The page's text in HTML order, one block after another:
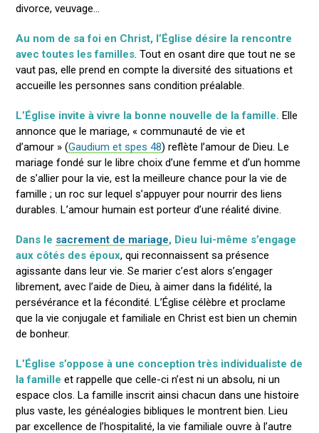
divorce, veuvage…
Au nom de sa foi en Christ, l’Église désire la rencontre
avec toutes les familles. Tout en osant dire que tout ne se
vaut pas, elle prend en compte la diversité des situations et
accueille les personnes sans condition préalable.
L’Église invite à vivre la bonne nouvelle de la famille. Elle
annonce que le mariage, « communauté de vie et
d’amour » (Gaudium et spes 48) reflète l’amour de Dieu. Le
mariage fondé sur le libre choix d’une femme et d’un homme
de s’allier pour la vie, est la meilleure chance pour la vie de
famille ; un roc sur lequel s’appuyer pour nourrir des liens
durables. L’amour humain est porteur d’une réalité divine.
Dans le sacrement de mariage, Dieu lui-même s’engage
aux côtés des époux, qui reconnaissent sa présence
agissante dans leur vie. Se marier c’est alors s’engager
librement, avec l’aide de Dieu, à aimer dans la fidélité, la
persévérance et la fécondité. L’Église célèbre et proclame
que la vie conjugale et familiale en Christ est bien un chemin
de bonheur.
L’Église s’oppose à une conception très individualiste de
la familleet rappelle que celle-ci n’est ni un absolu, ni un
espace clos. La famille inscrit ainsi chacun dans une histoire
plus vaste, les généalogies bibliques le montrent bien. Lieu
par excellence de l’hospitalité, la vie familiale ouvre à l’autre